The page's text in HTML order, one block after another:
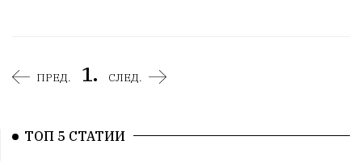
ПРЕД. 1. СЛЕД.
ТОП 5 СТАТИИ